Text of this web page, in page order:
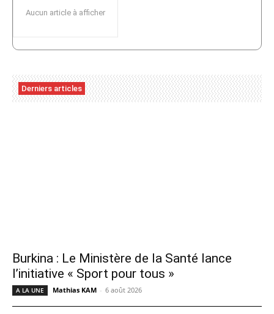
Aucun article à afficher
Derniers articles
Burkina : Le Ministère de la Santé lance
l’initiative « Sport pour tous »
A LA UNE Mathias KAM - 6 août 2026